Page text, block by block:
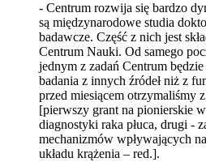
- Centrum rozwija się bardzo
są międzynarodowe studia
badawcze. Część z nich jest
Centrum Nauki. Od samego
jednym z zadań Centrum
badania z innych źródeł niż z
przed miesiącem otrzymaliśmy
[pierwszy grant na pionierskie
diagnostyki raka płuca, drugi -
mechanizmów wpływających
układu krążenia – red.].